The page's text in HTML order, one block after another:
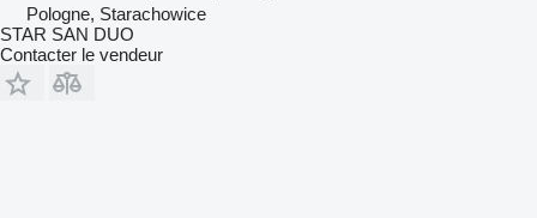
Pologne, Starachowice
STAR SAN DUO
Contacter le vendeur